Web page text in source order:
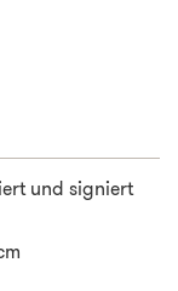
und signiert